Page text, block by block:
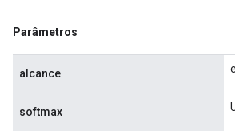
Parâmetros
alcance
softmax